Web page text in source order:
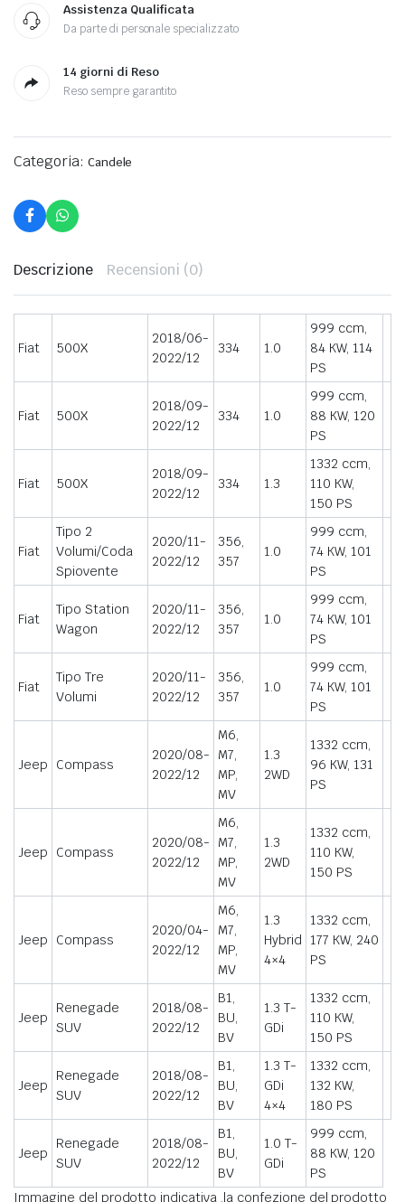
Assistenza Qualificata
Da parte di personale specializzato
14 giorni di Reso
Reso sempre garantito
Categoria: Candele
Descrizione Recensioni (0)
Fiat 500X
2018/06-
2022/12
334 1.0
999 ccm,
84 KW, 114
PS
Fiat 500X
2018/09-
2022/12
334 1.0
999 ccm,
88 KW, 120
PS
Fiat 500X
2018/09-
2022/12
334 1.3
1332 ccm,
110 KW,
150 PS
Fiat
Tipo 2
Volumi/Coda
Spiovente
2020/11-
2022/12
356,
357
1.0
999 ccm,
74 KW, 101
PS
Fiat
Tipo Station
Wagon
2020/11-
2022/12
356,
357
1.0
999 ccm,
74 KW, 101
PS
Fiat
Tipo Tre
Volumi
2020/11-
2022/12
356,
357
1.0
999 ccm,
74 KW, 101
PS
Jeep Compass
2020/08-
2022/12
M6,
M7,
MP,
MV
1.3
2WD
1332 ccm,
96 KW, 131
PS
Jeep Compass
2020/08-
2022/12
M6,
M7,
MP,
MV
1.3
2WD
1332 ccm,
110 KW,
150 PS
Jeep Compass
2020/04-
2022/12
M6,
M7,
MP,
MV
1.3
Hybrid
4×4
1332 ccm,
177 KW, 240
PS
Jeep
Renegade
SUV
2018/08-
2022/12
B1,
BU,
BV
1.3 T-
GDi
1332 ccm,
110 KW,
150 PS
Jeep
Renegade
SUV
2018/08-
2022/12
B1,
BU,
BV
1.3 T-
GDi
4×4
1332 ccm,
132 KW,
180 PS
Jeep
Renegade
SUV
2018/08-
2022/12
B1,
BU,
BV
1.0 T-
GDi
999 ccm,
88 KW, 120
PS
Immagine del prodotto indicativa ,la confezione del prodotto